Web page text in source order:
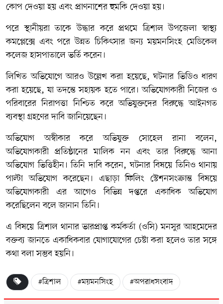
কোপ দেওয়া হয় এবং প্রাণনাশের হুমকি দেওয়া হয়।
পরে স্থানীয়রা তাকে উদ্ধার করে প্রথমে ত্রিশাল উপজেলা স্বাস্থ্য
কমপ্লেক্সে এবং পরে উন্নত চিকিৎসার জন্য ময়মনসিংহ মেডিকেল
কলেজ হাসপাতালে ভর্তি করেন।
লিখিত অভিযোগে আরও উল্লেখ করা হয়েছে, ঘটনার ভিডিও ধারণ
করা হয়েছে, যা তদন্তে সহায়ক হতে পারে। অভিযোগকারী নিজের ও
পরিবারের নিরাপত্তা নিশ্চিত করে অভিযুক্তদের বিরুদ্ধে আইনগত
ব্যবস্থা গ্রহণের দাবি জানিয়েছেন।
অভিযোগ অস্বীকার করে অভিযুক্ত সোহেল রানা বলেন,
অভিযোগকারী প্রতিষ্ঠানের মালিক নন এবং তার বিরুদ্ধে আনা
অভিযোগ ভিত্তিহীন। তিনি দাবি করেন, ঘটনার বিষয়ে তিনিও থানায়
পাল্টা অভিযোগ করেছেন। এছাড়া ফিলিং স্টেশনসংক্রান্ত বিষয়ে
অভিযোগকারী এর আগেও বিভিন্ন দপ্তরে একাধিক অভিযোগ
করেছিলেন বলে জানান তিনি।
এ বিষয়ে ত্রিশাল থানার ভারপ্রাপ্ত কর্মকর্তা (ওসি) মনসুর আহমেদের
বক্তব্য জানতে একাধিকবার যোগাযোগের চেষ্টা করা হলেও তার সঙ্গে
কথা বলা সম্ভব হয়নি।
#ত্রিশাল #ময়মনসিংহ #অপরাধসংবাদ